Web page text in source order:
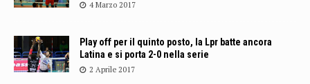
4 Marzo 2017
Play off per il quinto posto, la Lpr batte ancora
Latina e si porta 2-0 nella serie
2 Aprile 2017